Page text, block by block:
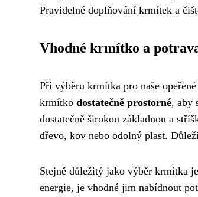
Pravidelné doplňování krmítek a
Vhodné krmítko a
Při výběru krmítka pro naše
krmítko dostatečně prostorné, aby
dostatečně širokou základnou a
dřevo, kov nebo odolný plast.
Stejně důležitý jako výběr krmítka
energie, je vhodné jim nabídnout